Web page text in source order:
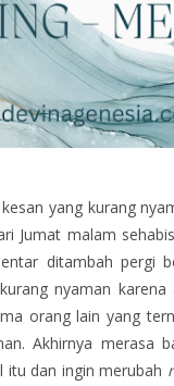
yang kurang
Jumat malam
ditambah pergi
nyaman
orang lain yang
Akhirnya merasa
itu dan ingin merubah